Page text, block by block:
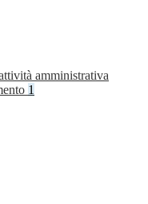
amministrativa
1